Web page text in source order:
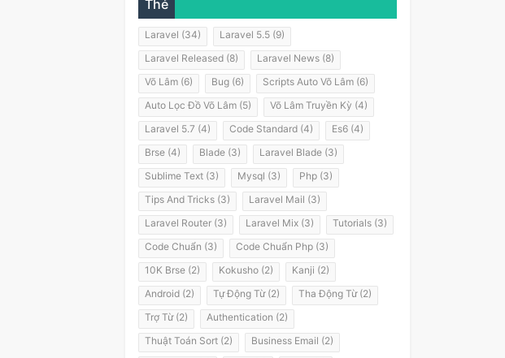
Thẻ
Laravel (34)
Laravel 5.5 (9)
Laravel Released (8)
Laravel News (8)
Võ Lâm (6)
Bug (6)
Scripts Auto Võ Lâm (6)
Auto Lọc Đồ Võ Lâm (5)
Võ Lâm Truyền Kỳ (4)
Laravel 5.7 (4)
Code Standard (4)
Es6 (4)
Brse (4)
Blade (3)
Laravel Blade (3)
Sublime Text (3)
Mysql (3)
Php (3)
Tips And Tricks (3)
Laravel Mail (3)
Laravel Router (3)
Laravel Mix (3)
Tutorials (3)
Code Chuẩn (3)
Code Chuẩn Php (3)
10K Brse (2)
Kokusho (2)
Kanji (2)
Android (2)
Tự Động Từ (2)
Tha Động Từ (2)
Trợ Từ (2)
Authentication (2)
Thuật Toán Sort (2)
Business Email (2)